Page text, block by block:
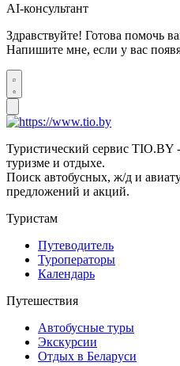
AI-консультант
Здравствуйте! Готова помочь
Напишите мне, если у вас
Туристический сервис
туризме и отдыхе.
Поиск автобусных, ж/д и
предложений и акций.
Туристам
Путеводитель
Туроператоры
Календарь
Путешествия
Автобусные туры
Экскурсии
Отдых в Беларуси